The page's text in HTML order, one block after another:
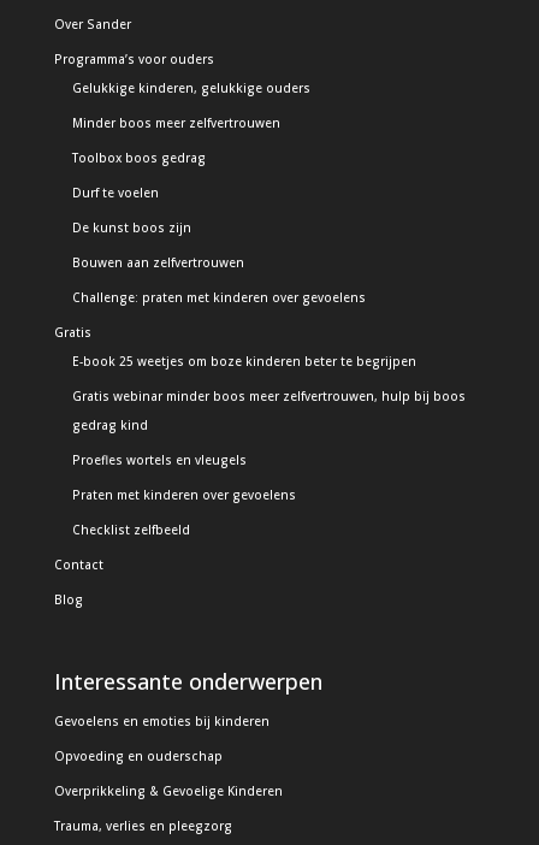
Over Sander
Programma’s voor ouders
Gelukkige kinderen, gelukkige ouders
Minder boos meer zelfvertrouwen
Toolbox boos gedrag
Durf te voelen
De kunst boos zijn
Bouwen aan zelfvertrouwen
Challenge: praten met kinderen over gevoelens
Gratis
E-book 25 weetjes om boze kinderen beter te begrijpen
Gratis webinar minder boos meer zelfvertrouwen, hulp bij boos
gedrag kind
Proefles wortels en vleugels
Praten met kinderen over gevoelens
Checklist zelfbeeld
Contact
Blog
Interessante onderwerpen
Gevoelens en emoties bij kinderen
Opvoeding en ouderschap
Overprikkeling & Gevoelige Kinderen
Trauma, verlies en pleegzorg